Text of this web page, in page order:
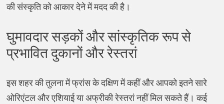
की संस्कृति को आकार देने में मदद की है।
घुमावदार सड़कों और सांस्कृतिक रूप से
प्रभावित दुकानों और रेस्तरां
इस शहर की तुलना में फ्रांस के दक्षिण में कहीं और आपको इतने सारे
ओरिएंटल और एशियाई या अफ्रीकी रेस्तरां नहीं मिल सकते हैं। कई